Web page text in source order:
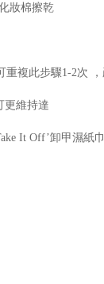
妝棉擦乾
複此步驟1-2次
更維持達
It Off’卸甲濕紙